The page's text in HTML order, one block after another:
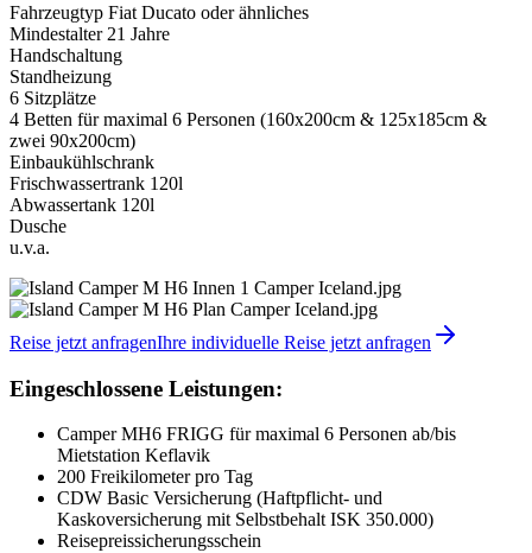
Fahrzeugtyp Fiat Ducato oder ähnliches
Mindestalter 21 Jahre
Handschaltung
Standheizung
6 Sitzplätze
4 Betten für maximal 6 Personen (160x200cm & 125x185cm &
zwei 90x200cm)
Einbaukühlschrank
Frischwassertrank 120l
Abwassertank 120l
Dusche
u.v.a.
Reise jetzt anfragenIhre individuelle Reise jetzt anfragen
Eingeschlossene Leistungen:
Camper MH6 FRIGG für maximal 6 Personen ab/bis
Mietstation Keflavik
200 Freikilometer pro Tag
CDW Basic Versicherung (Haftpflicht- und
Kaskoversicherung mit Selbstbehalt ISK 350.000)
Reisepreissicherungsschein